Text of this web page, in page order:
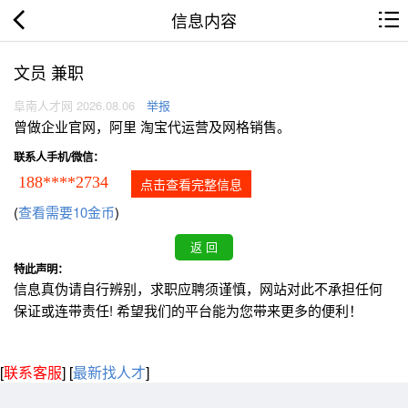
信息内容
文员 兼职
阜南人才网 2026.08.06 举报
曾做企业官网，阿里 淘宝代运营及网格销售。
联系人手机/微信：
188****2734 点击查看完整信息
(查看需要10金币)
特此声明：
信息真伪请自行辨别，求职应聘须谨慎，网站对此不承担任何
保证或连带责任! 希望我们的平台能为您带来更多的便利！
[联系客服] [最新找人才]